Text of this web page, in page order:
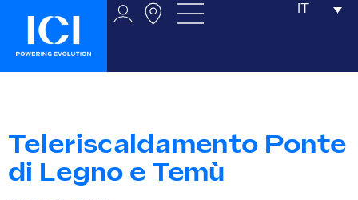
IT
Teleriscaldamento Ponte
di Legno e Temù